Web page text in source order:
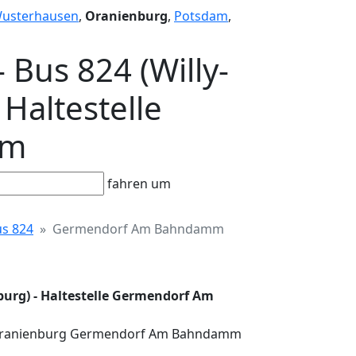
, Oranienburg, Potsdam,
824 (Willy-
fahren um
824 Germendorf Am Bahndamm
- Haltestelle Germendorf Am
Germendorf Am Bahndamm